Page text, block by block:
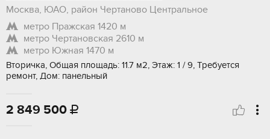
Москва, ЮАО, район Чертаново Центральное
метро Пражская 1420 м
метро Чертановская 2610 м
метро Южная 1470 м
Вторичка, Общая площадь: 11.7 м2, Этаж: 1 / 9, Требуется
ремонт, Дом: панельный
2 849 500 